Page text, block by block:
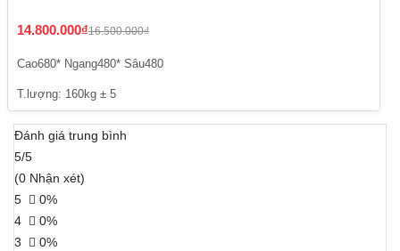
14.800.000₫16.500.000₫
Cao680* Ngang480* Sâu480
T.lượng: 160kg ± 5
Đánh giá trung bình
5/5
(0 Nhận xét)
5
0%
4
0%
3
0%